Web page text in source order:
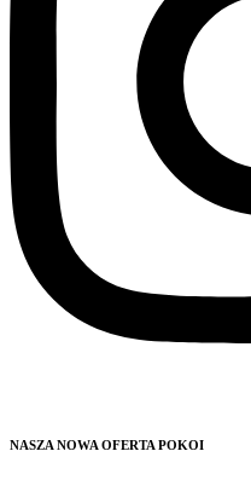
NASZA NOWA OFERTA POKOI